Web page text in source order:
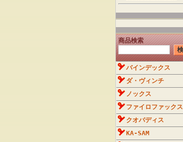
商品検索
バインデックス
ダ・ヴィンチ
ノックス
ファイロファックス
クオバディス
KA-SAM